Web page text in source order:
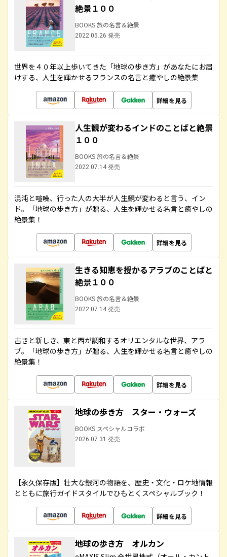
絶景１００
BOOKS 旅の名言＆絶景
2022.05.26 発売
世界を４０年以上歩いてきた「地球の歩き方」があなたにお届
けする、人生を輝かせるフランスの名言と癒やしの絶景集
詳細を見る
人生観が変わるインドのことばと絶景
１００
BOOKS 旅の名言＆絶景
2022.07.14 発売
混沌と喧噪、行った人の大半が人生観が変わると言う、イン
ド。「地球の歩き方」が贈る、人生を輝かせる名言と癒やしの
絶景集！
詳細を見る
生きる知恵を授かるアラブのことばと
絶景１００
BOOKS 旅の名言＆絶景
2022.07.14 発売
古きと新しき、東と西が調和するオリエンタルな世界、アラ
ブ。「地球の歩き方」が贈る、人生を輝かせる名言と癒やしの
絶景集！
詳細を見る
地球の歩き方 スター・ウォーズ
BOOKS スペシャルコラボ
2026.07.31 発売
【永久保存版】壮大な銀河の物語を、歴史・文化・ロケ地情報
とともに旅行ガイドスタイルでひもとくスペシャルブック！
詳細を見る
地球の歩き方 オルカン